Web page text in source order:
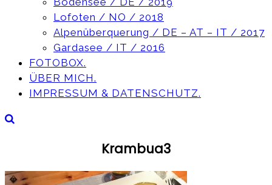
Lofoten / NO / 2018
Alpenüberquerung / DE – AT – IT / 2017
Gardasee / IT / 2016
FOTOBOX.
ÜBER MICH.
IMPRESSUM & DATENSCHUTZ.
Krambua3